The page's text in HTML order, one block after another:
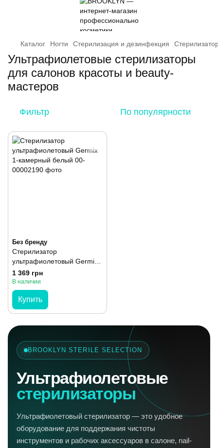
Каталог Ногти Cтерилизация и дезинфекция
Ультрафиолетовые стерилизаторы
для салонов красоты и beauty-
мастеров
Фильтр По популярности
Без бренду
Стерилизатор
ультрафиолетовый Germix
1-камерный белый
1 369 грн
В наличии
Купить
BROOKLYN STERILE SELECTION
Ультрафиолетовые
стерилизаторы
Ультрафиолетовый стерилизатор — это удобное
оборудование для поддержания чистоты
инструментов и рабочих аксессуаров в салоне, nail-